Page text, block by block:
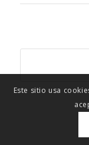
Este sitio usa